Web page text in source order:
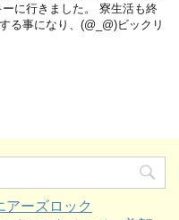
に行きました。 寮生活も終
る事になり、(@_@)ビックリ
アーズロック